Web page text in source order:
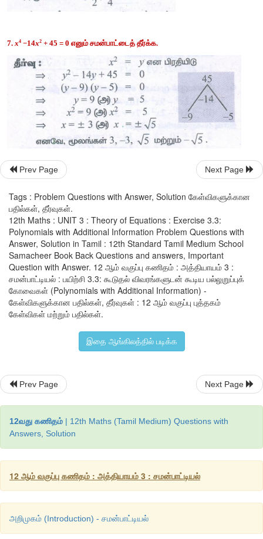
பின்வரும் முப்படி சமன்பாடுகளைத் தீர்க்க :
− 9x2 + 10x = 3
(ii) 8x3 − 2x2 − 7
Prev Page Next Page
Tags : Problem Questions with Answer, Solution கேள்விகளுக்கான
பதில்கள், தீர்வுகள்.
12th Maths : UNIT 3 : Theory of Equations : Exercise 3.3:
Polynomials with Additional Information Problem Questions with
Answer, Solution in Tamil : 12th Standard Tamil Medium School
Samacheer Book Back Questions and answers, Important
Question with Answer. 12 ஆம் வகுப்பு கணிதம் : அத்தியாயம் 3 :
சமன்பாட்டியல் : பயிற்சி 3.3: கூடுதல் விவரங்களுடன் கூடிய பல்லுறுப்புக்
கோவைகள் (Polynomials with Additional Information) -
கேள்விகளுக்கான பதில்கள், தீர்வுகள் : 12 ஆம் வகுப்பு புத்தகம்
கேள்விகள் மற்றும் பதில்கள்.
இதை ஆங்கிலத்தில் படிக்க
Prev Page Next Page
12வது கணிதம் | 12th Maths (Tamil Medium) Questions with
Answers, Solution
12 ஆம் வகுப்பு கணிதம் : அத்தியாயம் 3 : சமன்பாட்டியல்
அறிமுகம் (Introduction) - சமன்பாட்டியல்